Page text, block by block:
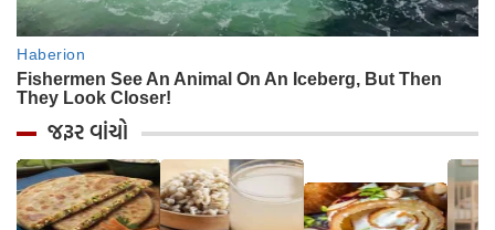
જરૂર વાંચો